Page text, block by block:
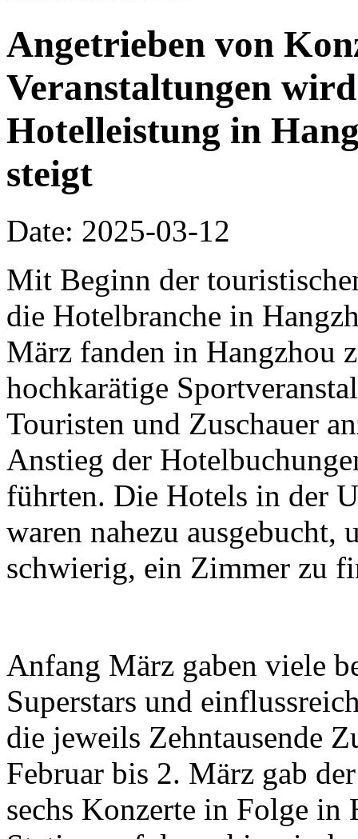
Angetrieben von
Veranstaltungen
Hotelleistung in
steigt
Date: 2025-03-12
Mit Beginn der
die Hotelbranche in
März fanden in Hangzhou
hochkarätige
Touristen und Zuschauer
Anstieg der
führten. Die Hotels in der
waren nahezu
schwierig, ein Zimmer zu
Anfang März gaben viele
Superstars und
die jeweils Zehntausende
Februar bis 2. März gab
sechs Konzerte in Folge in